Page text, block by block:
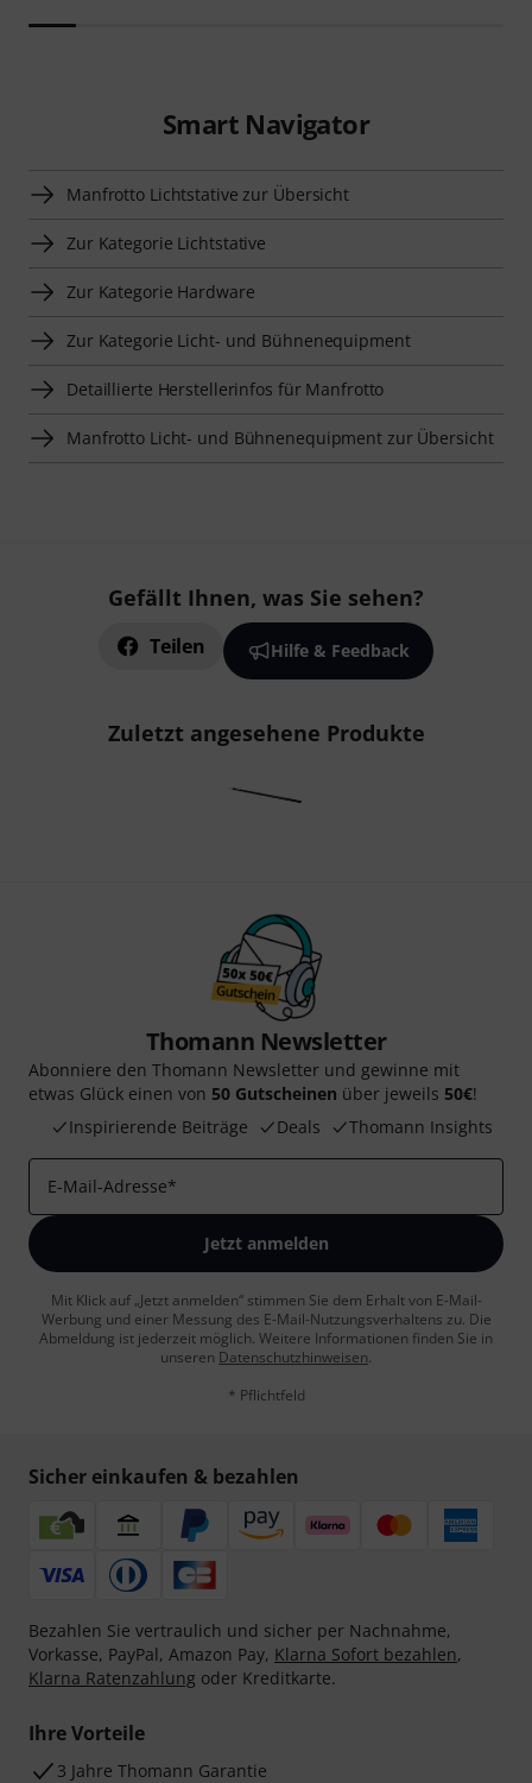
Smart Navigator
Manfrotto Lichtstative zur Übersicht
Zur Kategorie Lichtstative
Zur Kategorie Hardware
Zur Kategorie Licht- und Bühnenequipment
Detaillierte Herstellerinfos für Manfrotto
Manfrotto Licht- und Bühnenequipment zur Übersicht
Gefällt Ihnen, was Sie sehen?
Teilen Hilfe & Feedback
Zuletzt angesehene Produkte
Thomann Newsletter
Abonniere den Thomann Newsletter und gewinne mit
etwas Glück einen von 50 Gutscheinen über jeweils 50€!
Inspirierende Beiträge
Deals Thomann Insights
E-Mail-Adresse*
Jetzt anmelden
Mit Klick auf „Jetzt anmelden“ stimmen Sie dem Erhalt von E-Mail-
Werbung und einer Messung des E-Mail-Nutzungsverhaltens zu. Die
Abmeldung ist jederzeit möglich. Weitere Informationen finden Sie in
unseren Datenschutzhinweisen.
* Pflichtfeld
Sicher einkaufen & bezahlen
Bezahlen Sie vertraulich und sicher per Nachnahme,
Vorkasse, PayPal, Amazon Pay, Klarna Sofort bezahlen,
Klarna Ratenzahlung oder Kreditkarte.
Ihre Vorteile
3 Jahre Thomann Garantie